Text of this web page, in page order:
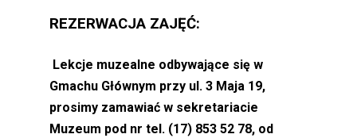
REZERWACJA ZAJĘĆ:
Lekcje muzealne odbywające się w
Gmachu Głównym przy ul. 3 Maja 19,
prosimy zamawiać w sekretariacie
Muzeum pod nr tel. (17) 853 52 78, od